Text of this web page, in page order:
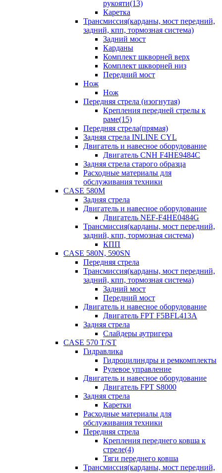
рукояти(13)
Каретка
Трансмиссия(карданы, мост передний,
задний, кпп, тормозная система)
Задний мост
Карданы
Комплект шкворней верх
Комплект шкворней низ
Передний мост
Нож
Нож
Передняя стрела (изогнутая)
Крепления передней стрелы к
раме(15)
Передняя стрела(прямая)
Задняя стрела INLINE CYL
Двигатель и навесное оборудование
Двигатель CNH F4HE9484C
Задняя стрела старого образца
Расходные материалы для
обслуживания техники
CASE 580M
Задняя стрела
Двигатель и навесное оборудование
Двигатель NEF-F4HE0484G
Трансмиссия(карданы, мост передний,
задний, кпп, тормозная система)
КПП
CASE 580N, 590SN
Передняя стрела
Трансмиссия(карданы, мост передний,
задний, кпп, тормозная система)
Задний мост
Передний мост
Двигатель и навесное оборудование
Двигатель FPT F5BFL413A
Задняя стрела
Слайдеры аутригера
CASE 570 T/ST
Гидравлика
Гидроцилиндры и ремкомплекты
Рулевое управление
Двигатель и навесное оборудование
Двигатель FPT S8000
Задняя стрела
Каретки
Расходные материалы для
обслуживания техники
Передняя стрела
Крепления переднего ковша к
стреле(4)
Тяги переднего ковша
Трансмиссия(карданы, мост передний,